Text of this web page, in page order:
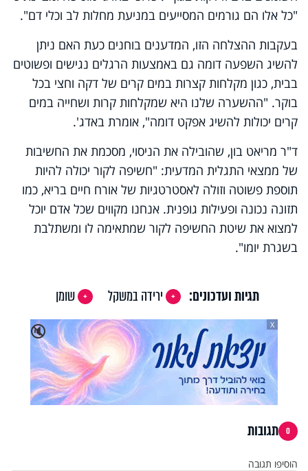
"כל אלו הם גורמים המסייעים במניעת מחלות לב וכלי דם".
בעקבות ההצלחה הזו, המדענים בוחנים כעת האם ניתן
להשיג השפעה דומה גם באמצעות הרגלים נגישים ופשוטים
בבית, כגון מקלחות קצרות במים קרים של דקה וחצי בכל
בוקר. "ההשערה שלנו היא שמקלחות קרות ושחייה במים
קרים יכולות להשיג אפקט דומה", אומרת באדג'.
ד"ר מריאט בון, שהובילה את הניסוי, מסכמת את החשיבות
של ממצאי התגלית המדעית: "חשיפה לקור יכולה להיות
תוספת פשוטה וזולה לאסטרטגיות של אורח חיים בריא, כמו
תזונה נכונה ופעילות גופנית. אנחנו מקווים שכל אדם יוכל
למצוא את שיטת החשיפה לקור שמתאימה לו ומשתלבת
בשגרת יומו".
תגיות ועדכונים: ירידה במשקל
שומן
🔇
X
0 תגובות
הוסיפו תגובה